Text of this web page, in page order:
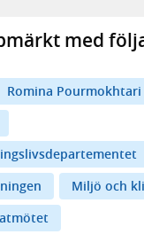
med
Romina Pourmokhtari
Miljö och